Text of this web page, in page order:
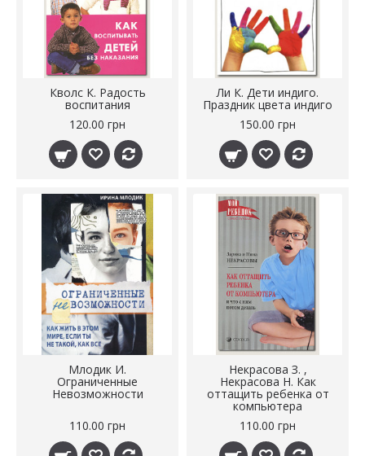
Кволс К. Радость
воспитания
120.00 грн
Ли К. Дети индиго.
Праздник цвета индиго
150.00 грн
Млодик И.
Ограниченные
Невозможности
110.00 грн
Некрасова З. ,
Некрасова Н. Как
оттащить ребенка от
компьютера
110.00 грн